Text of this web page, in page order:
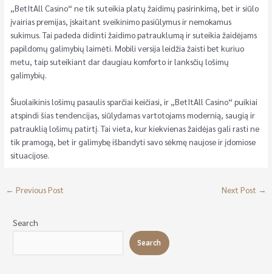
„BetItAll Casino“ ne tik suteikia platų žaidimų pasirinkimą, bet ir siūlo
įvairias premijas, įskaitant sveikinimo pasiūlymus ir nemokamus
sukimus. Tai padeda didinti žaidimo patrauklumą ir suteikia žaidėjams
papildomų galimybių laimėti. Mobili versija leidžia žaisti bet kuriuo
metu, taip suteikiant dar daugiau komforto ir lanksčių lošimų
galimybių.
Šiuolaikinis lošimų pasaulis sparčiai keičiasi, ir „BetItAll Casino“ puikiai
atspindi šias tendencijas, siūlydamas vartotojams modernią, saugią ir
patrauklią lošimų patirtį. Tai vieta, kur kiekvienas žaidėjas gali rasti ne
tik pramogą, bet ir galimybę išbandyti savo sėkmę naujose ir įdomiose
situacijose.
← Previous Post Next Post →
Search
Search